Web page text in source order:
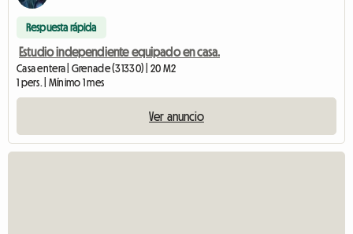
Respuesta rápida
Estudio independiente equipado en casa.
Casa entera | Grenade (31330) | 20 M2
1 pers. | Mínimo 1 mes
Ver anuncio